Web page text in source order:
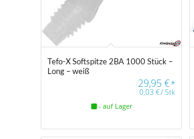
Tefo-X Softspitze 2BA 1000 Stück –
Long – weiß
29,95€*
0,03€/Stk
- auf Lager